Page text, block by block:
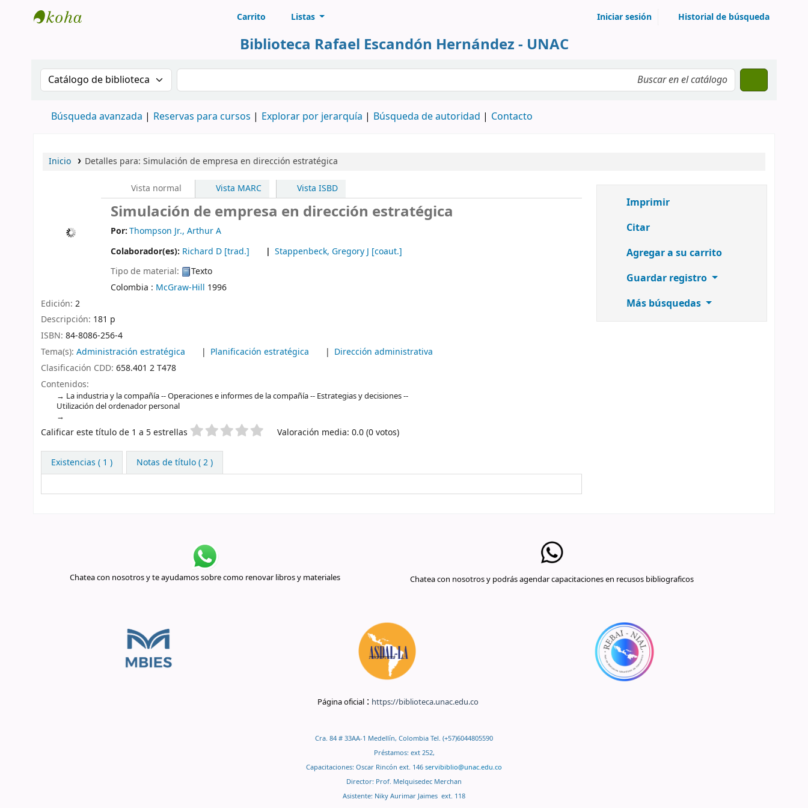
Biblioteca Rafael Escandón Hernández
Carrito Listas Iniciar sesión Historial de búsqueda
Biblioteca Rafael Escandón Hernández - UNAC
Buscar en el catálogo por:Buscar en el catálogo
Búsqueda avanzada Reservas para cursos Explorar por jerarquía Búsqueda de autoridad Contacto
Inicio Detalles para: Simulación de empresa en dirección estratégica
Vista normal Vista MARC Vista ISBD
Simulación de empresa en dirección estratégica
Por:Thompson Jr., Arthur A
Colaborador(es): Richard D [trad.] Stappenbeck, Gregory J [coaut.]
Tipo de material:
Texto
Colombia : McGraw-Hill 1996
Edición: 2
Descripción: 181 p
ISBN: 84-8086-256-4
Tema(s): Administración estratégica Planificación estratégica
Dirección administrativa
Clasificación CDD: 658.401 2 T478
Contenidos:
La industria y la compañía -- Operaciones e informes de la compañía -- Estrategias y decisiones --
Utilización del ordenador personal
Valoración
Calificar este título de 1 a 5 estrellas Valoración media: 0.0 (0 votos)
Existencias ( 1 ) Notas de título ( 2 )
Imprimir
Citar
Agregar a su carrito
Guardar registro
Más búsquedas
Chatea con nosotros y te ayudamos sobre como renovar libros y materiales Chatea con nosotros y podrás agendar capacitaciones en recusos bibliograficos
Página oficial : https://biblioteca.unac.edu.co
Cra. 84 # 33AA-1 Medellín, Colombia Tel. (+57)6044805590
Préstamos: ext 252,
Capacitaciones: Oscar Rincón ext. 146 servibiblio@unac.edu.co
Director: Prof. Melquisedec Merchan
Asistente: Niky Aurimar Jaimes ext. 118